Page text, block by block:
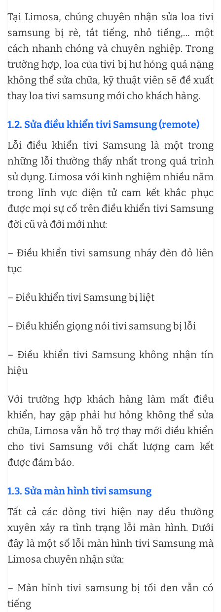
Tại Limosa, chúng chuyên nhận sửa loa tivi
samsung bị rè, tắt tiếng, nhỏ tiếng,… một
cách nhanh chóng và chuyên nghiệp. Trong
trường hợp, loa của tivi bị hư hỏng quá nặng
không thể sửa chữa, kỹ thuật viên sẽ đề xuất
thay loa tivi samsung mới cho khách hàng.
1.2. Sửa điều khiển tivi Samsung (remote)
Lỗi điều khiển tivi Samsung là một trong
những lỗi thường thấy nhất trong quá trình
sử dụng. Limosa với kinh nghiệm nhiều năm
trong lĩnh vực điện tử cam kết khắc phục
được mọi sự cố trên điều khiển tivi Samsung
đời cũ và đới mới như:
– Điều khiển tivi samsung nháy đèn đỏ liên
tục
– Điều khiển tivi Samsung bị liệt
– Điều khiển giọng nói tivi samsung bị lỗi
– Điều khiển tivi Samsung không nhận tín
hiệu
Với trường hợp khách hàng làm mất điều
khiển, hay gặp phải hư hỏng không thể sửa
chữa, Limosa vẫn hỗ trợ thay mới điều khiển
cho tivi Samsung với chất lượng cam kết
được đảm bảo.
1.3. Sửa màn hình tivi samsung
Tất cả các dòng tivi hiện nay đều thường
xuyên xảy ra tình trạng lỗi màn hình. Dưới
đây là một số lỗi màn hình tivi Samsung mà
Limosa chuyên nhận sửa:
– Màn hình tivi samsung bị tối đen vẫn có
tiếng